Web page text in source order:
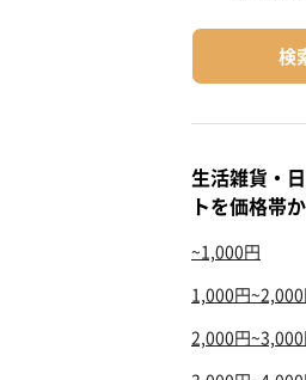
検
生活雑貨・
トを価格帯
~1,000円
1,000円
2,000円